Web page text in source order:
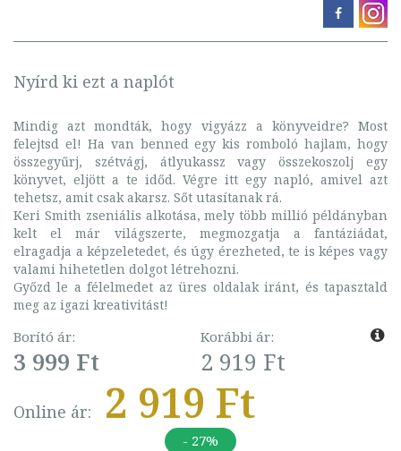
Nyírd ki ezt a naplót
Mindig azt mondták, hogy vigyázz a könyveidre? Most
felejtsd el! Ha van benned egy kis romboló hajlam, hogy
összegyűrj, szétvágj, átlyukassz vagy összekoszolj egy
könyvet, eljött a te időd. Végre itt egy napló, amivel azt
tehetsz, amit csak akarsz. Sőt utasítanak rá.
Keri Smith zseniális alkotása, mely több millió példányban
kelt el már világszerte, megmozgatja a fantáziádat,
elragadja a képzeletedet, és úgy érezheted, te is képes vagy
valami hihetetlen dolgot létrehozni.
Győzd le a félelmedet az üres oldalak iránt, és tapasztald
meg az igazi kreativitást!
Borító ár:
3 999 Ft
Korábbi ár:
2 919 Ft
Online ár: 2 919 Ft
- 27%